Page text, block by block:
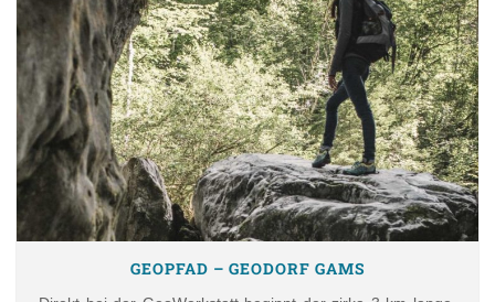
GEOPFAD – GEODORF GAMS